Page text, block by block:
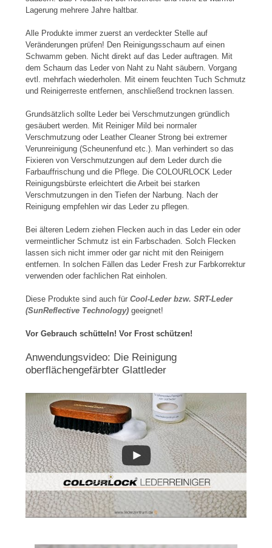
Lagerung mehrere Jahre haltbar.
Alle Produkte immer zuerst an verdeckter Stelle auf
Veränderungen prüfen! Den Reinigungsschaum auf einen
Schwamm geben. Nicht direkt auf das Leder auftragen. Mit
dem Schaum das Leder von Naht zu Naht säubern. Vorgang
evtl. mehrfach wiederholen. Mit einem feuchten Tuch Schmutz
und Reinigerreste entfernen, anschließend trocknen lassen.
Grundsätzlich sollte Leder bei Verschmutzungen gründlich
gesäubert werden. Mit Reiniger Mild bei normaler
Verschmutzung oder Leather Cleaner Strong bei extremer
Verunreinigung (Scheunenfund etc.). Man verhindert so das
Fixieren von Verschmutzungen auf dem Leder durch die
Farbauffrischung und die Pflege. Die COLOURLOCK Leder
Reinigungsbürste erleichtert die Arbeit bei starken
Verschmutzungen in den Tiefen der Narbung. Nach der
Reinigung empfehlen wir das Leder zu pflegen.
Bei älteren Ledern ziehen Flecken auch in das Leder ein oder
vermeintlicher Schmutz ist ein Farbschaden. Solch Flecken
lassen sich nicht immer oder gar nicht mit den Reinigern
entfernen. In solchen Fällen das Leder Fresh zur Farbkorrektur
verwenden oder fachlichen Rat einholen.
Diese Produkte sind auch für Cool-Leder bzw. SRT-Leder
(SunReflective Technology)geeignet!
Vor Gebrauch schütteln! Vor Frost schützen!
Anwendungsvideo: Die Reinigung
oberflächengefärbter Glattleder